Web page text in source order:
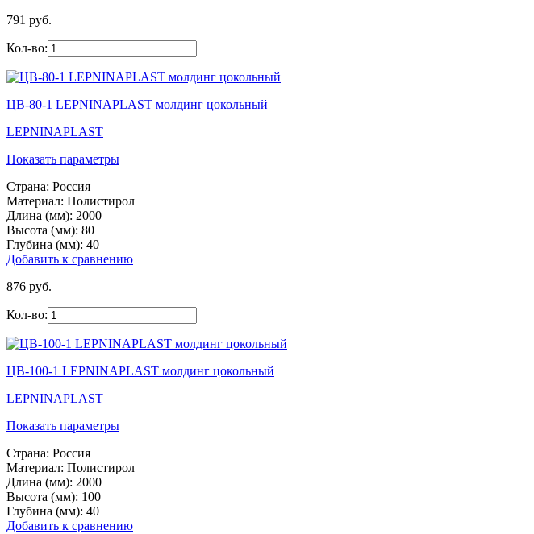
791 руб.
Кол-во:
ЦВ-80-1 LEPNINAPLAST молдинг цокольный
LEPNINAPLAST
Показать параметры
Страна: Россия
Материал: Полистирол
Длина (мм): 2000
Высота (мм): 80
Глубина (мм): 40
Добавить к сравнению
876 руб.
Кол-во:
ЦВ-100-1 LEPNINAPLAST молдинг цокольный
LEPNINAPLAST
Показать параметры
Страна: Россия
Материал: Полистирол
Длина (мм): 2000
Высота (мм): 100
Глубина (мм): 40
Добавить к сравнению